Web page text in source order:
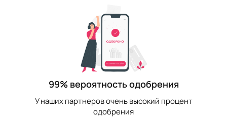
99% вероятность одобрения
У наших партнеров очень высокий процент
одобрения